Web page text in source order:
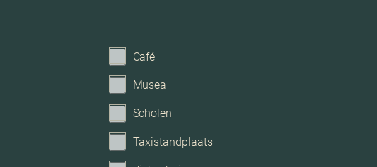
Café
Musea
Scholen
Taxistandplaats